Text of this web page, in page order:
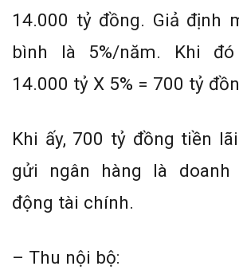
14.000 tỷ đồng. Giả định
bình là 5%/năm. Khi
14.000 tỷ X 5% = 700 tỷ
Khi ấy, 700 tỷ đồng tiền
gửi ngân hàng là
động tài chính.
– Thu nội bộ: